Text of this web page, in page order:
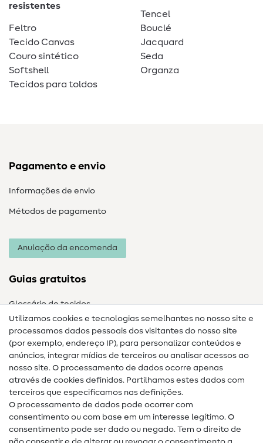
resistentes
Feltro
Tecido Canvas
Couro sintético
Softshell
Tecidos para toldos
Tencel
Bouclé
Jacquard
Seda
Organza
Pagamento e envio
Informações de envio
Métodos de pagamento
Anulação da encomenda
Guias gratuitos
Glossário de tecidos
Guias de costura
Ajuda e contacto
Contacto
Mudança de proprietário
Perguntas frequentes (FAQ)
Utilizamos cookies e tecnologias semelhantes no nosso site e
processamos dados pessoais dos visitantes do nosso site
(por exemplo, endereço IP), para personalizar conteúdos e
anúncios, integrar mídias de terceiros ou analisar acessos ao
nosso site. O processamento de dados ocorre apenas
através de cookies definidos. Partilhamos estes dados com
terceiros que especificamos nas definições.
O processamento de dados pode ocorrer com
consentimento ou com base em um interesse legítimo. O
consentimento pode ser dado ou negado. Tem o direito de